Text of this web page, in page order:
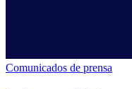
Comunicados de prensa